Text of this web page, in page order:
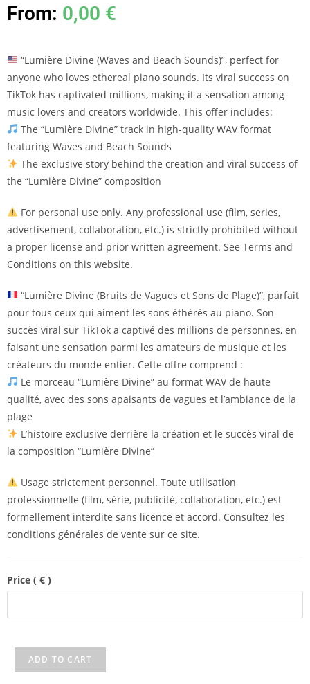
From: 0,00 €
“Lumière Divine (Waves and Beach Sounds)”, perfect for
anyone who loves ethereal piano sounds. Its viral success on
TikTok has captivated millions, making it a sensation among
music lovers and creators worldwide. This offer includes:
The “Lumière Divine” track in high-quality WAV format
featuring Waves and Beach Sounds
The exclusive story behind the creation and viral success of
the “Lumière Divine” composition
For personal use only. Any professional use (film, series,
advertisement, collaboration, etc.) is strictly prohibited without
a proper license and prior written agreement. See Terms and
Conditions on this website.
“Lumière Divine (Bruits de Vagues et Sons de Plage)”, parfait
pour tous ceux qui aiment les sons éthérés au piano. Son
succès viral sur TikTok a captivé des millions de personnes, en
faisant une sensation parmi les amateurs de musique et les
créateurs du monde entier. Cette offre comprend :
Le morceau “Lumière Divine” au format WAV de haute
qualité, avec des sons apaisants de vagues et l’ambiance de la
plage
L’histoire exclusive derrière la création et le succès viral de
la composition “Lumière Divine”
Usage strictement personnel. Toute utilisation
professionnelle (film, série, publicité, collaboration, etc.) est
formellement interdite sans licence et accord. Consultez les
conditions générales de vente sur ce site.
Price ( € )
ADD TO CART